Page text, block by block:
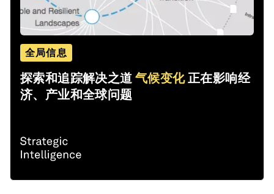
全局信息
探索和追踪解决之道气候变化正在影响经
济、产业和全球问题